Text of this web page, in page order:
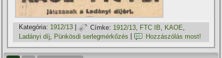
Kategória: 1912/13 | Címke: 1912/13 FTC IB KAOE
Ladányi dí­j
Pünkösdi serlegmérkőzés Hozzászólás most!